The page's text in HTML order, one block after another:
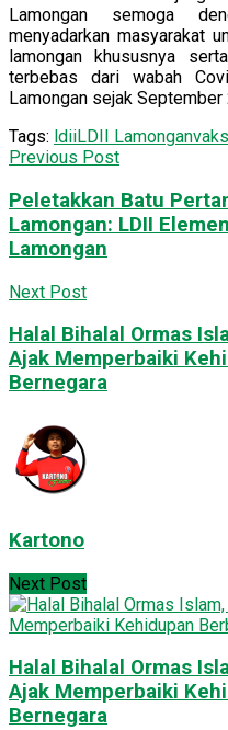
Lamongan semoga
menyadarkan masyarakat
lamongan khususnya
terbebas dari wabah
Lamongan sejak September
Tags: ldiiLDII Lamongan
Previous Post
Peletakkan Batu
Lamongan: LDII
Lamongan
Next Post
Halal Bihalal Ormas
Ajak Memperbaiki
Bernegara
Kartono
Next Post
Halal Bihalal Ormas
Ajak Memperbaiki
Bernegara